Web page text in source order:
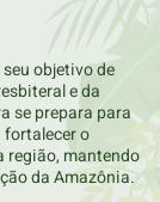
objetivo de
e da
se prepara para
o
região, mantendo
da Amazônia.